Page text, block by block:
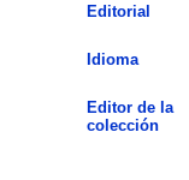
Editorial
Idioma
Editor de la
colección